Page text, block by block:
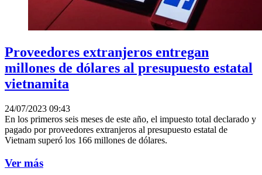
Proveedores extranjeros entregan
millones de dólares al presupuesto estatal
vietnamita
24/07/2023 09:43
En los primeros seis meses de este año, el impuesto total declarado y
pagado por proveedores extranjeros al presupuesto estatal de
Vietnam superó los 166 millones de dólares.
Ver más